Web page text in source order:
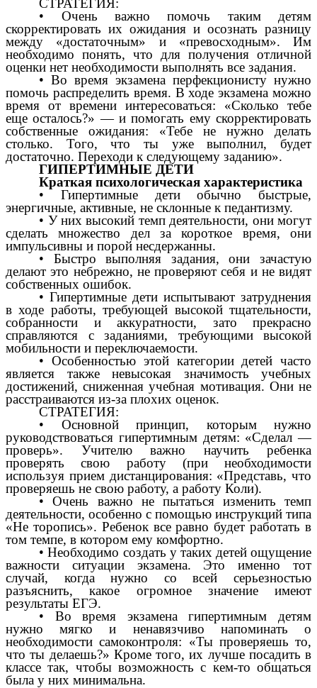
СТРАТЕГИЯ:
• Очень важно помочь таким детям
скорректировать их ожидания и осознать разницу
между «достаточным» и «превосходным». Им
необходимо понять, что для получения отличной
оценки нет необходимости выполнять все задания.
• Во время экзамена перфекционисту нужно
помочь распределить время. В ходе экзамена можно
время от времени интересоваться: «Сколько тебе
еще осталось?» — и помогать ему скорректировать
собственные ожидания: «Тебе не нужно делать
столько. Того, что ты уже выполнил, будет
достаточно. Переходи к следующему заданию».
ГИПЕРТИМНЫЕ ДЕТИ
Краткая психологическая характеристика
• Гипертимные дети обычно быстрые,
энергичные, активные, не склонные к педантизму.
• У них высокий темп деятельности, они могут
сделать множество дел за короткое время, они
импульсивны и порой несдержанны.
• Быстро выполняя задания, они зачастую
делают это небрежно, не проверяют себя и не видят
собственных ошибок.
• Гипертимные дети испытывают затруднения
в ходе работы, требующей высокой тщательности,
собранности и аккуратности, зато прекрасно
справляются с заданиями, требующими высокой
мобильности и переключаемости.
• Особенностью этой категории детей часто
является также невысокая значимость учебных
достижений, сниженная учебная мотивация. Они не
расстраиваются из-за плохих оценок.
СТРАТЕГИЯ:
• Основной принцип, которым нужно
руководствоваться гипертимным детям: «Сделал —
проверь». Учителю важно научить ребенка
проверять свою работу (при необходимости
используя прием дистанцирования: «Представь, что
проверяешь не свою работу, а работу Коли).
• Очень важно не пытаться изменить темп
деятельности, особенно с помощью инструкций типа
«Не торопись». Ребенок все равно будет работать в
том темпе, в котором ему комфортно.
• Необходимо создать у таких детей ощущение
важности ситуации экзамена. Это именно тот
случай, когда нужно со всей серьезностью
разъяснить, какое огромное значение имеют
результаты ЕГЭ.
• Во время экзамена гипертимным детям
нужно мягко и ненавязчиво напоминать о
необходимости самоконтроля: «Ты проверяешь то,
что ты делаешь?» Кроме того, их лучше посадить в
классе так, чтобы возможность с кем-то общаться
была у них минимальна.